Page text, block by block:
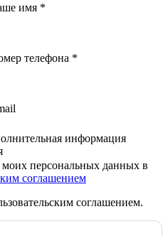
имя *
телефона *
информация
персональных данных в
соглашением
соглашением.